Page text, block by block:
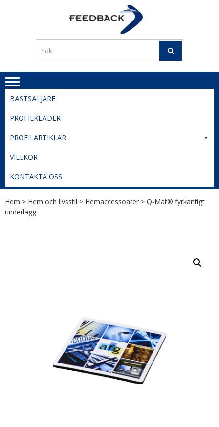
TIL
BESTE
PRISER
BÄSTSÄLJARE
PROFILKLÄDER
PROFILARTIKLAR
VILLKOR
KONTAKTA OSS
Hem > Hem och livsstil > Hemaccessoarer > Q-Mat® fyrkantigt
underlägg